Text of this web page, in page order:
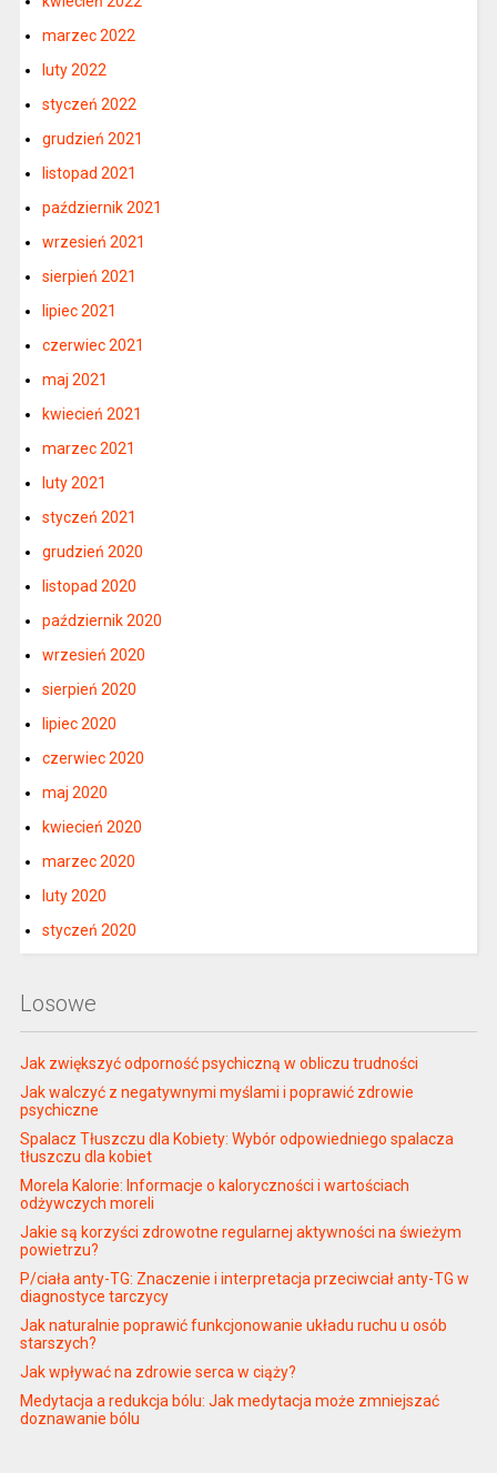
marzec 2022
luty 2022
styczeń 2022
grudzień 2021
listopad 2021
październik 2021
wrzesień 2021
sierpień 2021
lipiec 2021
czerwiec 2021
maj 2021
kwiecień 2021
marzec 2021
luty 2021
styczeń 2021
grudzień 2020
listopad 2020
październik 2020
wrzesień 2020
sierpień 2020
lipiec 2020
czerwiec 2020
maj 2020
kwiecień 2020
marzec 2020
luty 2020
styczeń 2020
Losowe
Jak zwiększyć odporność psychiczną w obliczu trudności
Jak walczyć z negatywnymi myślami i poprawić zdrowie
psychiczne
Spalacz Tłuszczu dla Kobiety: Wybór odpowiedniego spalacza
tłuszczu dla kobiet
Morela Kalorie: Informacje o kaloryczności i wartościach
odżywczych moreli
Jakie są korzyści zdrowotne regularnej aktywności na świeżym
powietrzu?
P/ciała anty-TG: Znaczenie i interpretacja przeciwciał anty-TG w
diagnostyce tarczycy
Jak naturalnie poprawić funkcjonowanie układu ruchu u osób
starszych?
Jak wpływać na zdrowie serca w ciąży?
Medytacja a redukcja bólu: Jak medytacja może zmniejszać
doznawanie bólu